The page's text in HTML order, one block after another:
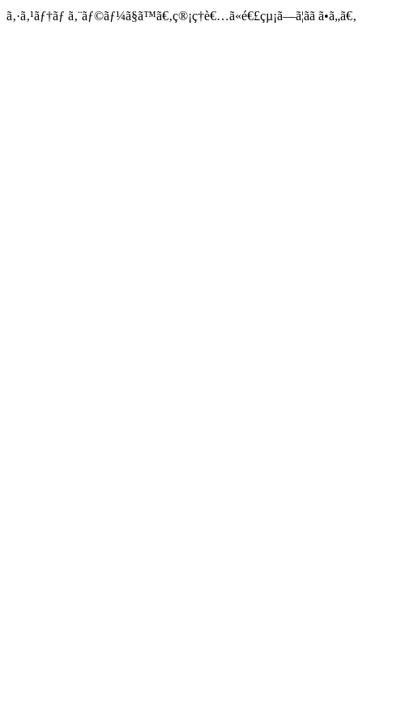
ã‚·ã‚¹ãƒ†ãƒ ã‚¨ãƒ©ãƒ¼ã§ã™ã€‚ç®¡ç†è€…ã«é€£çµ¡ã—ã¦ãã ã•ã„ã€‚